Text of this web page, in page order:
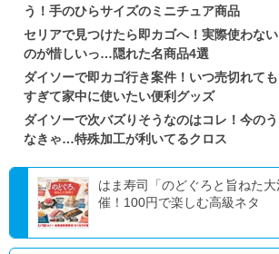
う！手のひらサイズのミニチュア商品
セリアで見つけたら即カゴへ！実際使わな
のが惜しいっ…隠れた名商品4選
ダイソーで即カゴ行き案件！いつ売切れて
すぎて家中に使いたい便利グッズ
ダイソーで次バズりそうなのはコレ！今の
なきゃ…特殊加工が利いてるクロス
はま寿司「のどぐろと旨ねた
催！100円で楽しむ高級ネタ